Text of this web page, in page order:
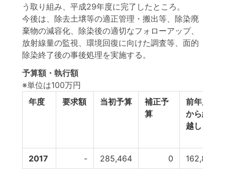
う取り組み、平成29年度に完了したところ。
今後は、除去土壌等の適正管理・搬出等、除染廃
棄物の減容化、除染後の適切なフォローアップ、
放射線量の監視、環境回復に向けた調査等、面的
除染終了後の事後処理を実施する。
予算額・執行額
※単位は100万円
年度
要求額 当初予算
補正予
算
前年度
から繰
越し
2017 - 285,464 0 162,881